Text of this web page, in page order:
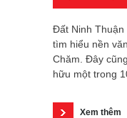
Đất Ninh Thuận
tìm hiểu nền
Chăm. Đây
hữu một trong
Xem thêm